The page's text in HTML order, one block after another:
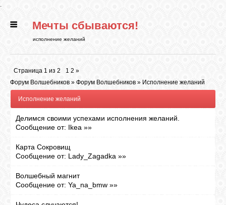
.
ГЛАВНАЯ
РИТУАЛЫ
БИБЛИОТЕКА
ФЭН-ШУЙ
КАРТИНКИ
Мечты сбываются!
исполнение желаний
Страница 1 из 2 1 2 »
Форум Волшебников » Форум Волшебников » Исполнение желаний
Исполнение желаний
Делимся своими успехами исполнения желаний.
Сообщение от: Ikea »»
Карта Сокровищ
Сообщение от: Lady_Zagadka »»
Волшебный магнит
Сообщение от: Ya_na_bmw »»